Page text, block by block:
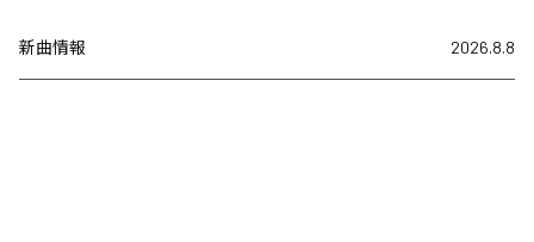
新曲情報 2026.8.8